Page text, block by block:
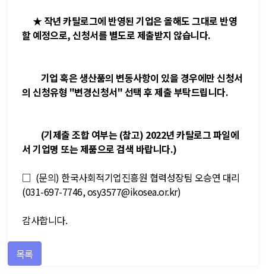
★ 작년 카탈로그에 반영된 기업은 올해도 그대로 반영
할 예정으로, 신청서를 별도로 제출받지 않습니다.
기업 혹은 생산품의 변동사항이 있을 경우에만 신청서
의 신청유형 "변경신청서" 선택 후 제출 부탁드립니다.
(기제출 조합 여부는 (참고) 2022년 카탈로그 파일에
서 기업명 또는 제품으로 검색 바랍니다.)
□ (문의) 한국사회적기업진흥원 협력성장팀 오승연 대리
(031-697-7746, osy3577@ikosea.or.kr)
감사합니다.
목록